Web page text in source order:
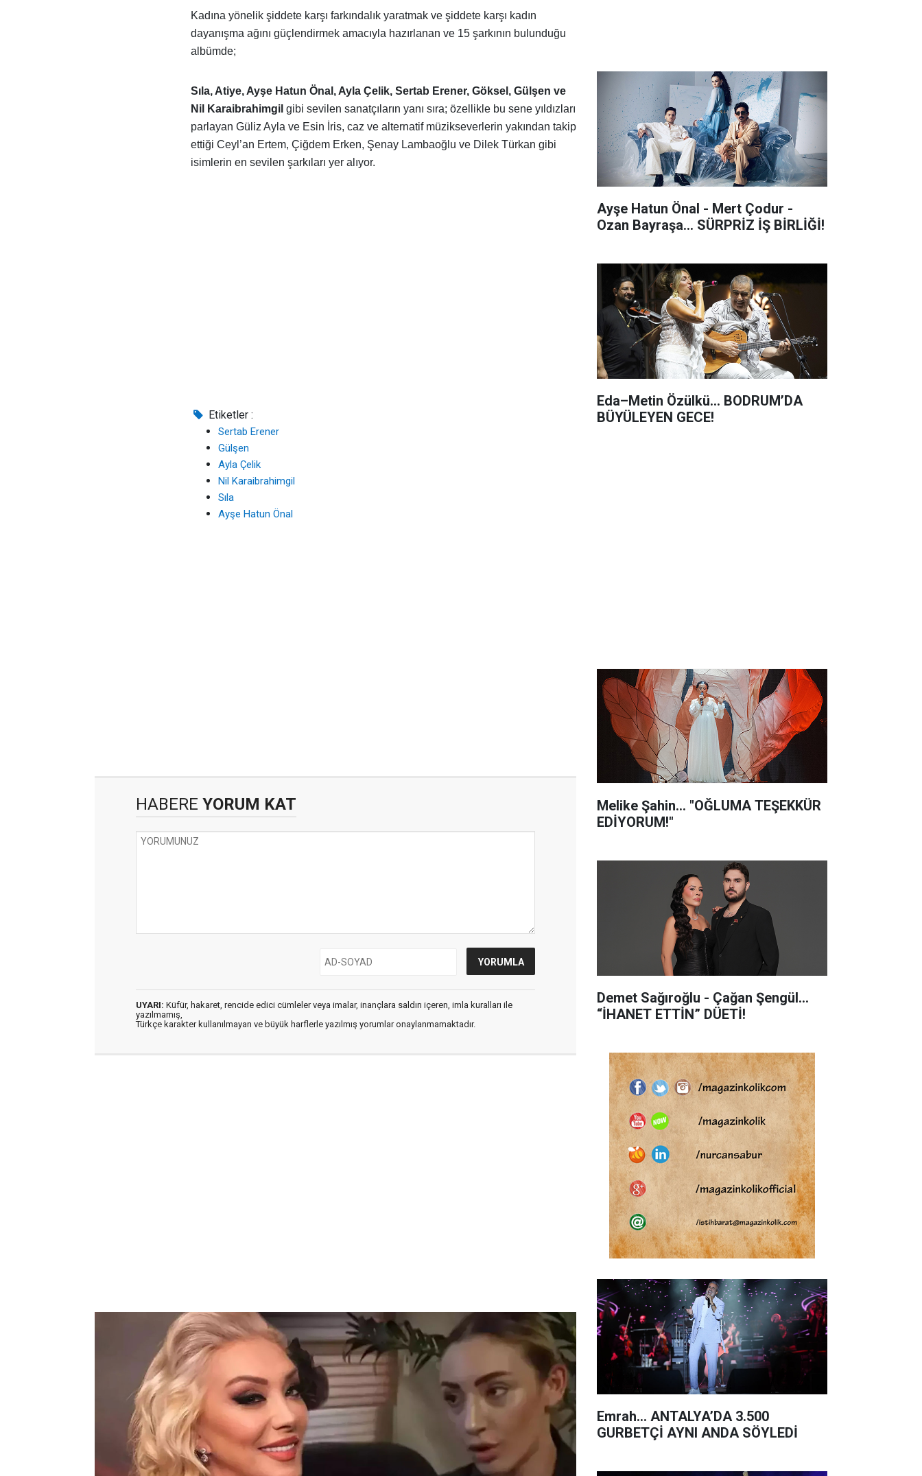
Kadına yönelik şiddete karşı farkındalık yaratmak ve şiddete karşı kadın
dayanışma ağını güçlendirmek amacıyla hazırlanan ve 15 şarkının bulunduğu
albümde;
Sıla, Atiye, Ayşe Hatun Önal, Ayla Çelik, Sertab Erener, Göksel, Gülşen ve
Nil Karaibrahimgil gibi sevilen sanatçıların yanı sıra; özellikle bu sene yıldızları
parlayan Güliz Ayla ve Esin İris, caz ve alternatif müzikseverlerin yakından takip
ettiği Ceyl’an Ertem, Çiğdem Erken, Şenay Lambaoğlu ve Dilek Türkan gibi
isimlerin en sevilen şarkıları yer alıyor.
Etiketler :
Sertab Erener
Gülşen
Ayla Çelik
Nil Karaibrahimgil
Sıla
Ayşe Hatun Önal
HABERE YORUM KAT
UYARI: Küfür, hakaret, rencide edici cümleler veya imalar, inançlara saldırı içeren, imla kuralları ile
yazılmamış,
Türkçe karakter kullanılmayan ve büyük harflerle yazılmış yorumlar onaylanmamaktadır.
Ayşe Hatun Önal - Mert Çodur -
Ozan Bayraşa... SÜRPRİZ İŞ BİRLİĞİ!
Eda–Metin Özülkü... BODRUM’DA
BÜYÜLEYEN GECE!
Melike Şahin... "OĞLUMA TEŞEKKÜR
EDİYORUM!"
Demet Sağıroğlu - Çağan Şengül...
“İHANET ETTİN” DÜETİ!
Emrah… ANTALYA’DA 3.500
GURBETÇİ AYNI ANDA SÖYLEDİ